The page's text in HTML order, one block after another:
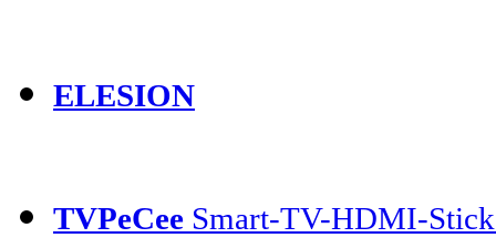
ELESION
TVPeCee Smart-TV-HDMI-